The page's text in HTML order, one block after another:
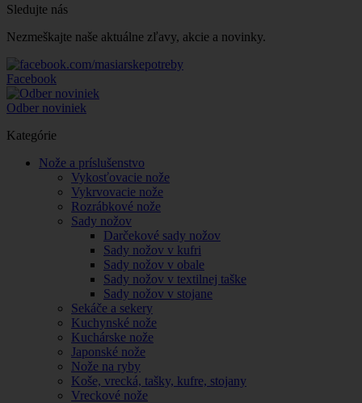
Sledujte nás
Nezmeškajte naše aktuálne zľavy, akcie a novinky.
Facebook
Odber noviniek
Kategórie
Nože a príslušenstvo
Vykosťovacie nože
Vykrvovacie nože
Rozrábkové nože
Sady nožov
Darčekové sady nožov
Sady nožov v kufri
Sady nožov v obale
Sady nožov v textilnej taške
Sady nožov v stojane
Sekáče a sekery
Kuchynské nože
Kuchárske nože
Japonské nože
Nože na ryby
Koše, vrecká, tašky, kufre, stojany
Vreckové nože